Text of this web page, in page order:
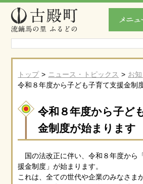
トップ ニュース・トピックス
お
令和８年度から子ども子育て支援金制
令和８年度から子ど
金制度が始まります
国の法改正に伴い、令和８年度から
援金制度」が始まります。
これは、全ての世代や企業のみなさま